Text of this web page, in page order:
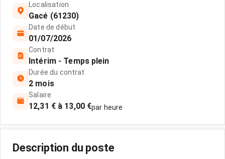
Localisation
Gacé (61230)
Date de début
01/07/2026
Contrat
Intérim - Temps plein
Durée du contrat
2 mois
Salaire
12,31 € à 13,00 €par heure
Description du poste